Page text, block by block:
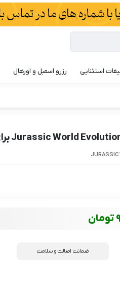
استثنایی رزرو اسمبل و اورهال
JURASSIC
تومان
ضمانت اصالت و سلامت